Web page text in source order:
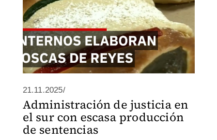
21.11.2025/
Administración de justicia en
el sur con escasa producción
de sentencias